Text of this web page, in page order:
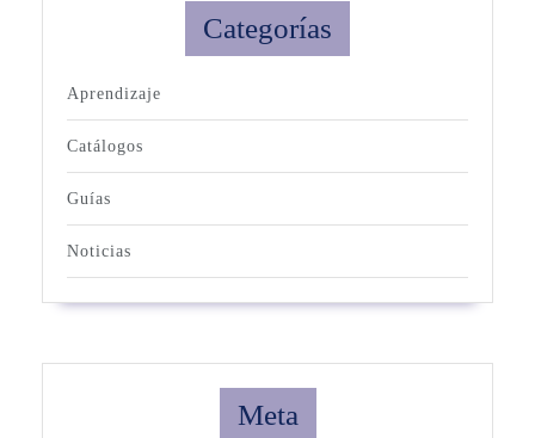
Categorías
Aprendizaje
Catálogos
Guías
Noticias
Meta